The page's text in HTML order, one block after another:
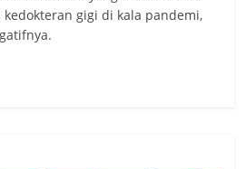
gigi di kala pandemi,